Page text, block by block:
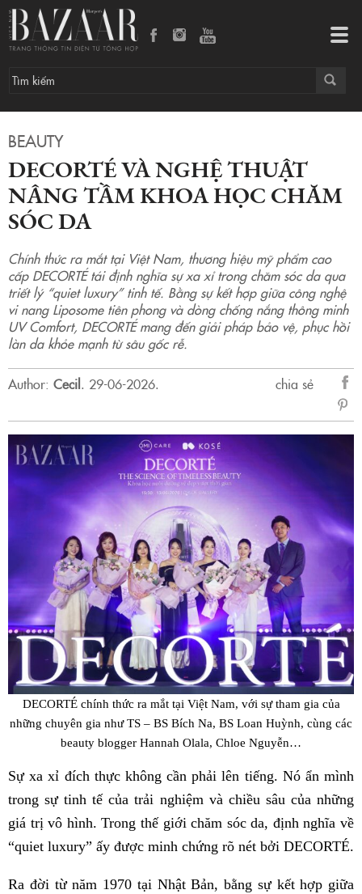
BEAUTY
DECORTÉ VÀ NGHỆ THUẬT
NÂNG TẦM KHOA HỌC CHĂM
SÓC DA
Chính thức ra mắt tại Việt Nam, thương hiệu mỹ phẩm cao
cấp DECORTÉ tái định nghĩa sự xa xỉ trong chăm sóc da qua
triết lý “quiet luxury” tinh tế. Bằng sự kết hợp giữa công nghệ
vi nang Liposome tiên phong và dòng chống nắng thông minh
UV Comfort, DECORTÉ mang đến giải pháp bảo vệ, phục hồi
làn da khỏe mạnh từ sâu gốc rễ.
Author: Cecil. 29-06-2026.
chia sẻ
sẻ
DECORTÉ chính thức ra mắt tại Việt Nam, với sự tham gia của
những chuyên gia như TS – BS Bích Na, BS Loan Huỳnh, cùng các
beauty blogger Hannah Olala, Chloe Nguyễn…
Sự xa xỉ đích thực không cần phải lên tiếng. Nó ẩn mình
trong sự tinh tế của trải nghiệm và chiều sâu của những
giá trị vô hình. Trong thế giới chăm sóc da, định nghĩa về
“quiet luxury” ấy được minh chứng rõ nét bởi DECORTÉ.
Ra đời từ năm 1970 tại Nhật Bản, bằng sự kết hợp giữa